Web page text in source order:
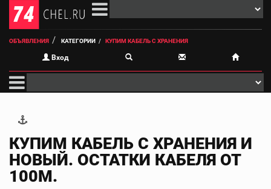
ОБЪЯВЛЕНИЯ КАТЕГОРИИ КУПИМ КАБЕЛЬ С ХРАНЕНИЯ
Вход
КУПИМ КАБЕЛЬ С ХРАНЕНИЯ И
НОВЫЙ. ОСТАТКИ КАБЕЛЯ ОТ
100М.